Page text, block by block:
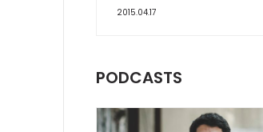
2015.04.17
PODCASTS